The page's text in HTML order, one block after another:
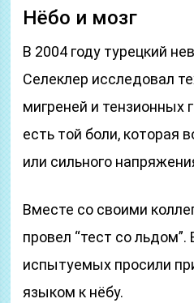
Нёбо и мозг
В 2004 году турецкий
Селеклер исследовал
мигреней и тензионных
есть той боли, которая
или сильного
Вместе со своими
провел “тест со
испытуемых просили
языком к нёбу.